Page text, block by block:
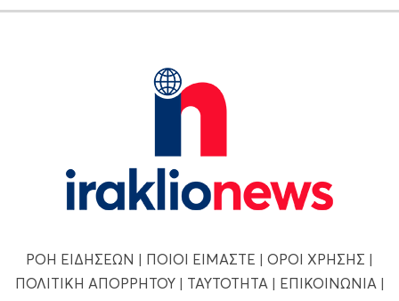
ΡΟΗ ΕΙΔΗΣΕΩΝ | ΠΟΙΟΙ ΕΙΜΑΣΤΕ | ΟΡΟΙ ΧΡΗΣΗΣ |
ΠΟΛΙΤΙΚΗ ΑΠΟΡΡΗΤΟΥ| ΤΑΥΤΟΤΗΤΑ | ΕΠΙΚΟΙΝΩΝΙΑ |